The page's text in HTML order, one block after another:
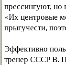
прессингуют,
«Их центровые
прыгучести,
Эффективно
тренер СССР В.